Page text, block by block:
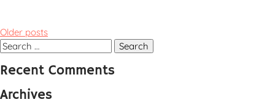
Posts
navigation
Older posts
Search
Recent Comments
Archives